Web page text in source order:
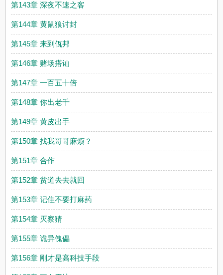
第143章 深夜不速之客
第144章 黄鼠狼讨封
第145章 来到佤邦
第146章 赌场搭讪
第147章 一百五十倍
第148章 你出老千
第149章 黄皮出手
第150章 找我哥哥麻烦？
第151章 合作
第152章 贫道去去就回
第153章 记住不要打麻药
第154章 灭察猜
第155章 诡异傀儡
第156章 刚才是高科技手段